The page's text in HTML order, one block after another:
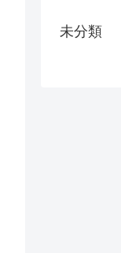
未分類